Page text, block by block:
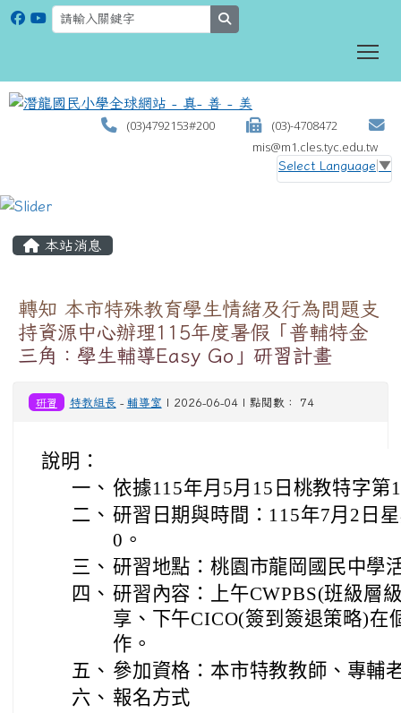
(03)4792153#200
(03)-4708472
mis@m1.cles.tyc.edu.tw
Select Language ▼
本站消息
轉知 本市特殊教育學生情緒及行為問題支
持資源中心辦理115年度暑假「普輔特金
三角：學生輔導Easy Go」研習計畫
研習 特教組長 - 輔導室 | 2026-06-04 | 點閱數： 74
說明：
一、 依據115年月5月15日桃教特字第
二、 研習日期與時間：115年7月2日
0。
三、 研習地點：桃園市龍岡國民中學
四、 研習內容：上午CWPBS(班級層
享、下午CICO(簽到簽退策略)在
作。
五、 參加資格：本市特教教師、專輔
六、 報名方式